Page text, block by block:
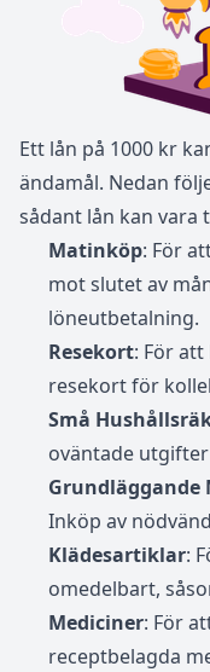
Ett lån på 1000 kr
ändamål. Nedan
sådant lån kan vara
Matinköp: För
mot slutet av
löneutbetalning.
Resekort: För
resekort för
Små
oväntade
Inköp av
Klädesartiklar:
omedelbart,
Mediciner: För
receptbelagda